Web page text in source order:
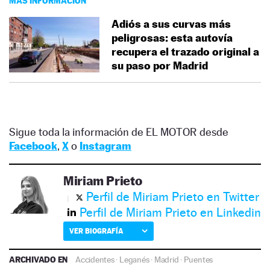
Adiós a sus curvas más
peligrosas: esta autovía
recupera el trazado original a
su paso por Madrid
Sigue toda la información de EL MOTOR desde
Facebook, Xo Instagram
Miriam Prieto
Perfil de Miriam Prieto en Twitter
Perfil de Miriam Prieto en Linkedin
VER BIOGRAFÍA
ARCHIVADO EN Accidentes· Leganés· Madrid · Puentes